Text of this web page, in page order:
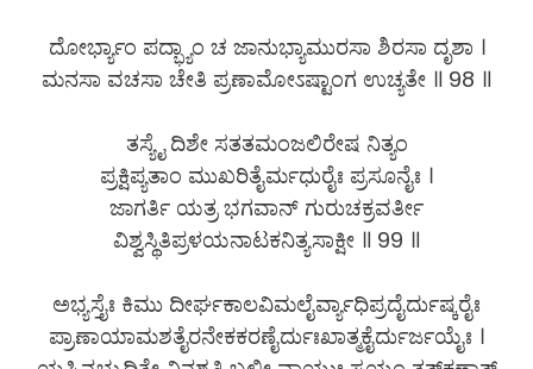
ದೋರ್ಭ್ಯಾಂ ಪದ್ಭ್ಯಾಂ ಚ ಜಾನುಭ್ಯಾಮುರಸಾ ಶಿರಸಾ ದೃಶಾ ।
ಮನಸಾ ವಚಸಾ ಚೇತಿ ಪ್ರಣಾಮೋಽಷ್ಟಾಂಗ ಉಚ್ಯತೇ ॥ 98 ॥
ತಸ್ಯೈ ದಿಶೇ ಸತತಮಂಜಲಿರೇಷ ನಿತ್ಯಂ
ಪ್ರಕ್ಷಿಪ್ಯತಾಂ ಮುಖರಿತೈರ್ಮಧುರೈಃ ಪ್ರಸೂನೈಃ ।
ಜಾಗರ್ತಿ ಯತ್ರ ಭಗವಾನ್ ಗುರುಚಕ್ರವರ್ತೀ
ವಿಶ್ವಸ್ಥಿತಿಪ್ರಳಯನಾಟಕನಿತ್ಯಸಾಕ್ಷೀ ॥ 99 ॥
ಅಭ್ಯಸ್ತೈಃ ಕಿಮು ದೀರ್ಘಕಾಲವಿಮಲೈರ್ವ್ಯಾಧಿಪ್ರದೈರ್ದುಷ್ಕರೈಃ
ಪ್ರಾಣಾಯಾಮಶತೈರನೇಕಕರಣೈರ್ದುಃಖಾತ್ಮಕೈರ್ದುರ್ಜಯೈಃ ।